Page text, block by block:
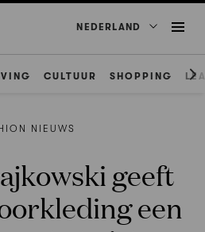
NEDERLAND
CULTUUR SHOPPING
NIEUWS
geeft
een